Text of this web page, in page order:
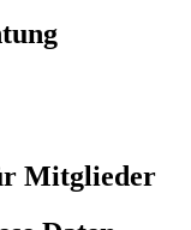
Mitglieder